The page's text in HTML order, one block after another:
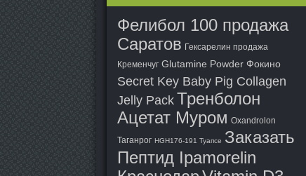
Фелибол 100 продажа
Саратов Гексарелин продажа
Кременчуг Glutamine Powder Фокино
Secret Key Baby Pig Collagen
Jelly Pack Тренболон
Ацетат Муром Oxandrolon
Таганрог HGH176-191 Туапсе Заказать
Пептид Ipamorelin